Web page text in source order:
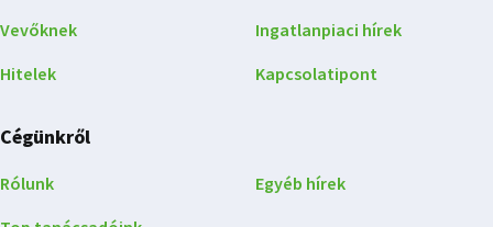
Vevőknek
Hitelek
Ingatlanpiaci hírek
Kapcsolatipont
Cégünkről
Rólunk
Egyéb hírek